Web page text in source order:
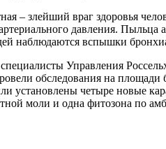
– злейший враг здоровья
давления. Пыльца
наблюдаются вспышки
Управления
обследования на
установлены четыре новые
моли и одна фитозона по